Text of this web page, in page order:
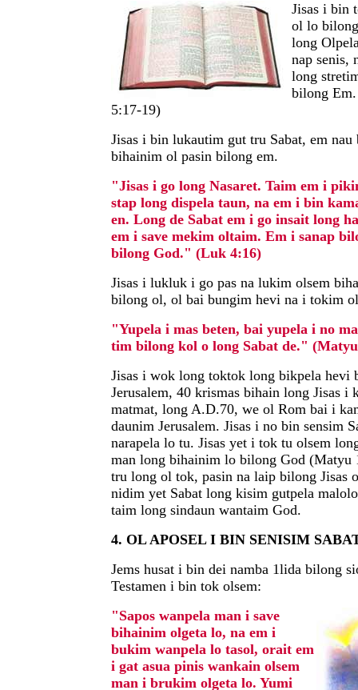
Jisas i bin
ol lo
long
nap senis,
long
bilong
5:17-19)
Jisas i bin lukautim gut tru Sabat, em nau
bihainim ol pasin bilong em.
"Jisas i go long Nasaret. Taim em i
stap long dispela taun, na em i bin
en. Long de Sabat em i go insait long
em i save mekim oltaim. Em i sanap
bilong God." (Luk 4:16)
Jisas i lukluk i go pas na lukim olsem
bilong ol, ol bai bungim hevi na i tokim
"Yupela i mas beten, bai yupela i no
tim bilong kol o long Sabat de."
Jisas i wok long toktok long bikpela hevi
Jerusalem, 40 krismas bihain long Jisas i
matmat, long A.D.70, we ol Rom bai i
daunim Jerusalem. Jisas i no bin sensim
narapela lo tu. Jisas yet i tok tu olsem
man long bihainim lo bilong God (Matyu
tru long ol tok, pasin na laip bilong Jisas
nidim yet Sabat long kisim gutpela
taim long sindaun wantaim God.
4. OL APOSEL I BIN SENISIM
Jems husat i bin dei namba 1lida bilong
Testamen i bin tok olsem:
"Sapos wanpela man i save
bihainim olgeta lo, na em i
bukim wanpela lo tasol, orait em
i gat asua pinis wankain olsem
man i brukim olgeta lo. Yumi